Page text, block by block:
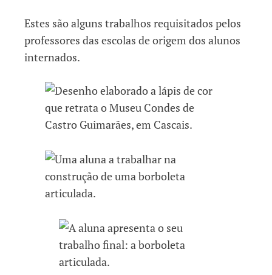
Estes são alguns trabalhos requisitados pelos
professores das escolas de origem dos alunos
internados.